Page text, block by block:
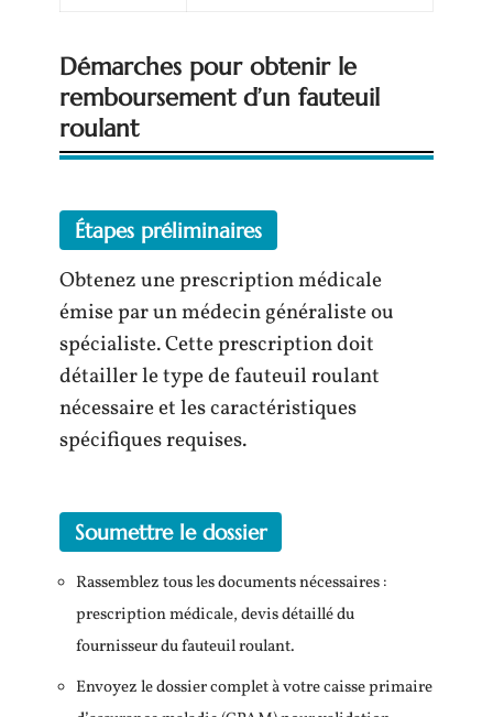
Démarches pour obtenir le
remboursement d’un fauteuil
roulant
Étapes préliminaires
Obtenez une prescription médicale
émise par un médecin généraliste ou
spécialiste. Cette prescription doit
détailler le type de fauteuil roulant
nécessaire et les caractéristiques
spécifiques requises.
Soumettre le dossier
Rassemblez tous les documents nécessaires :
prescription médicale, devis détaillé du
fournisseur du fauteuil roulant.
Envoyez le dossier complet à votre caisse primaire